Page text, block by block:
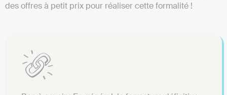
des offres à petit prix pour réaliser cette formalité !